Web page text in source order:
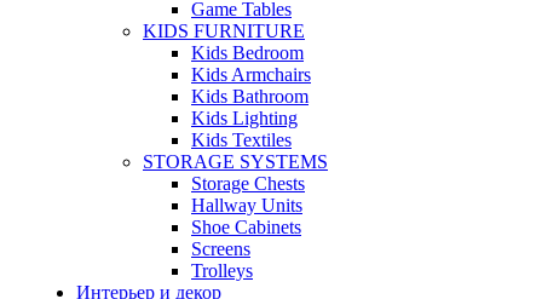
Game Tables
KIDS FURNITURE
Kids Bedroom
Kids Armchairs
Kids Bathroom
Kids Lighting
Kids Textiles
STORAGE SYSTEMS
Storage Chests
Hallway Units
Shoe Cabinets
Screens
Trolleys
Интерьер и декор